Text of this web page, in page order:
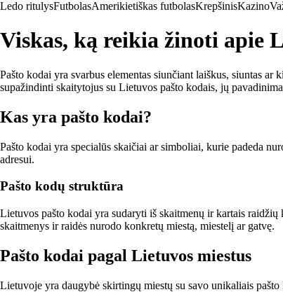
Ledo ritulysFutbolasAmerikietiškas futbolasKrepšinisKazino
Viskas, ką reikia žinoti apie
Pašto kodai yra svarbus elementas siunčiant laiškus, siuntas
supažindinti skaitytojus su Lietuvos pašto kodais, jų
Kas yra pašto kodai?
Pašto kodai yra specialūs skaičiai ar simboliai, kurie padeda
adresui.
Pašto kodų struktūra
Lietuvos pašto kodai yra sudaryti iš skaitmenų ir kartais
skaitmenys ir raidės nurodo konkretų miestą, miestelį ar gatvę.
Pašto kodai pagal Lietuvos miestus
Lietuvoje yra daugybė skirtingų miestų su savo unikaliais